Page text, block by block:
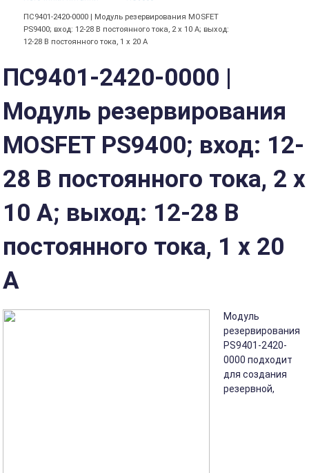
ПС9401-2420-0000 | Модуль резервирования MOSFET
PS9400; вход: 12-28 В постоянного тока, 2 x 10 А; выход:
12-28 В постоянного тока, 1 x 20 А
ПС9401-2420-0000 |
Модуль резервирования
MOSFET PS9400; вход: 12-
28 В постоянного тока, 2 x
10 А; выход: 12-28 В
постоянного тока, 1 x 20
А
Модуль
резервирования
PS9401-2420-
0000 подходит
для создания
резервной,